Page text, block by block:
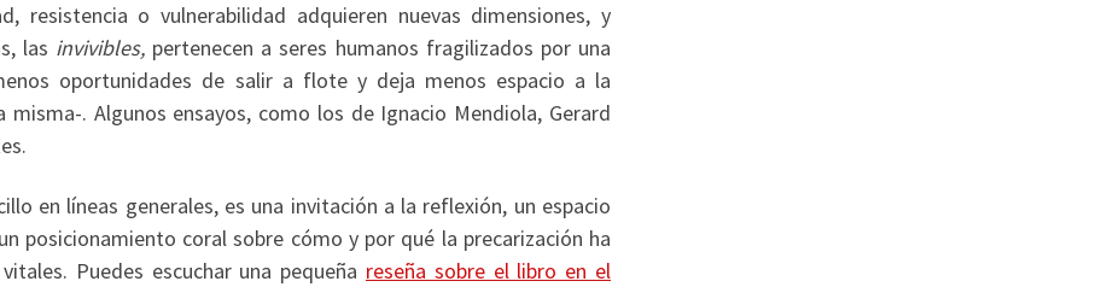
resistencia o vulnerabilidad adquieren nuevas dimensiones, y
las invivibles, pertenecen a seres humanos fragilizados por una
oportunidades de salir a flote y deja menos espacio a la
misma-. Algunos ensayos, como los de Ignacio Mendiola, Gerard
en líneas generales, es una invitación a la reflexión, un espacio
posicionamiento coral sobre cómo y por qué la precarización ha
Puedes escuchar una pequeña reseña sobre el libro en el